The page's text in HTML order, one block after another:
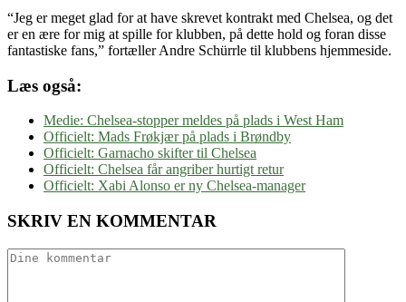
“Jeg er meget glad for at have skrevet kontrakt med Chelsea, og det
er en ære for mig at spille for klubben, på dette hold og foran disse
fantastiske fans,” fortæller Andre Schürrle til klubbens hjemmeside.
Læs også:
Medie: Chelsea-stopper meldes på plads i West Ham
Officielt: Mads Frøkjær på plads i Brøndby
Officielt: Garnacho skifter til Chelsea
Officielt: Chelsea får angriber hurtigt retur
Officielt: Xabi Alonso er ny Chelsea-manager
SKRIV EN KOMMENTAR